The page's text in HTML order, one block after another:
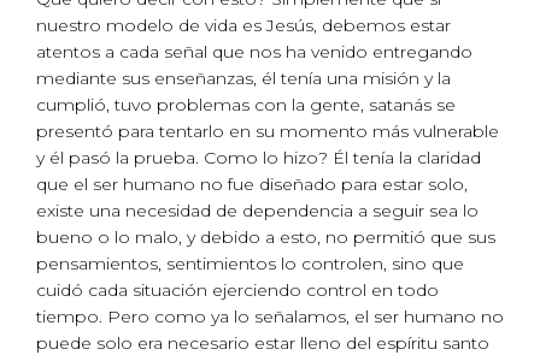
nuestro modelo de vida es Jesús, debemos estar
atentos a cada señal que nos ha venido entregando
mediante sus enseñanzas, él tenía una misión y la
cumplió, tuvo problemas con la gente, satanás se
presentó para tentarlo en su momento más vulnerable
y él pasó la prueba. Como lo hizo? Él tenía la claridad
que el ser humano no fue diseñado para estar solo,
existe una necesidad de dependencia a seguir sea lo
bueno o lo malo, y debido a esto, no permitió que sus
pensamientos, sentimientos lo controlen, sino que
cuidó cada situación ejerciendo control en todo
tiempo. Pero como ya lo señalamos, el ser humano no
puede solo era necesario estar lleno del espíritu santo